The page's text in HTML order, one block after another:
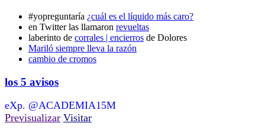
#yopreguntaría ¿cuál es el líquido más caro?
en Twitter las llamaron revueltas
laberinto de corrales | encierros de Dolores
Mariló siempre lleva la razón
cambio de cromos
los 5 avisos
eXp. @ACADEMIA15M
Previsualizar Visitar